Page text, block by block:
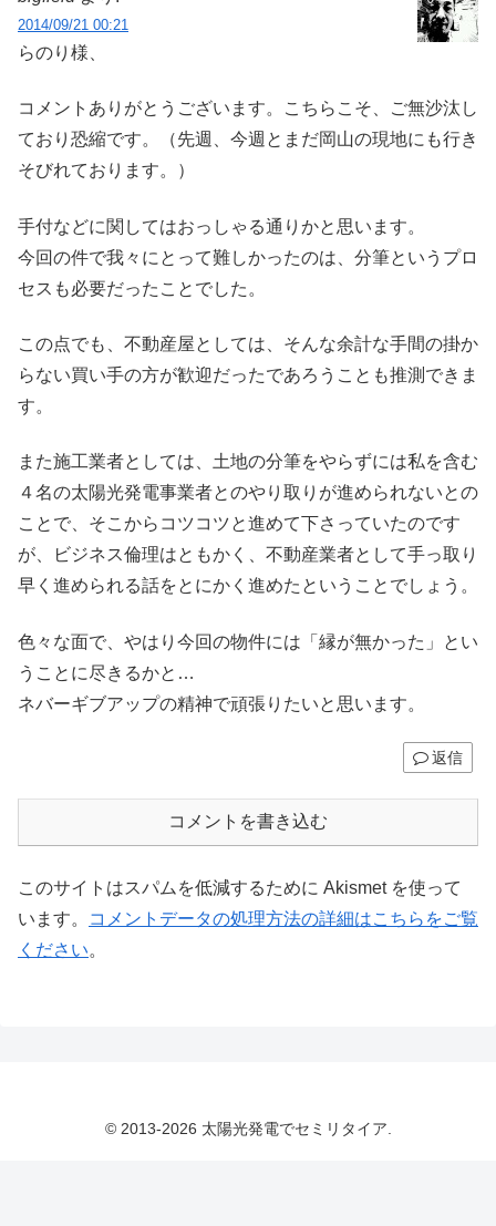
2014/09/21 00:21
らのり様、
コメントありがとうございます。こちらこそ、ご無沙汰し
ており恐縮です。（先週、今週とまだ岡山の現地にも行き
そびれております。）
手付などに関してはおっしゃる通りかと思います。
今回の件で我々にとって難しかったのは、分筆というプロ
セスも必要だったことでした。
この点でも、不動産屋としては、そんな余計な手間の掛か
らない買い手の方が歓迎だったであろうことも推測できま
す。
また施工業者としては、土地の分筆をやらずには私を含む
４名の太陽光発電事業者とのやり取りが進められないとの
ことで、そこからコツコツと進めて下さっていたのです
が、ビジネス倫理はともかく、不動産業者として手っ取り
早く進められる話をとにかく進めたということでしょう。
色々な面で、やはり今回の物件には「縁が無かった」とい
うことに尽きるかと…
ネバーギブアップの精神で頑張りたいと思います。
返信
コメントを書き込む
このサイトはスパムを低減するために Akismet を使って
います。
コメントデータの処理方法の詳細はこちらをご覧
ください。
© 2013-2026 太陽光発電でセミリタイア.